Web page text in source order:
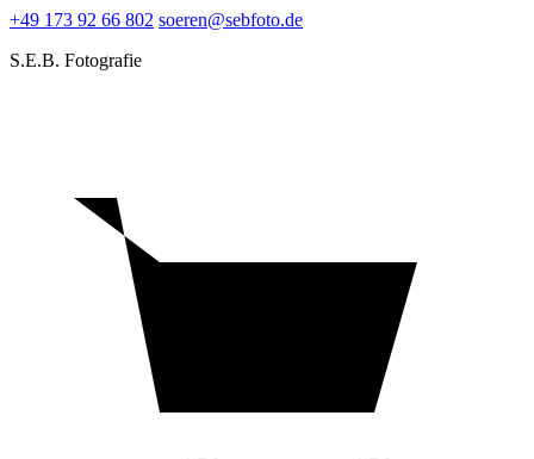
+49 173 92 66 802 soeren@sebfoto.de
S.E.B. Fotografie